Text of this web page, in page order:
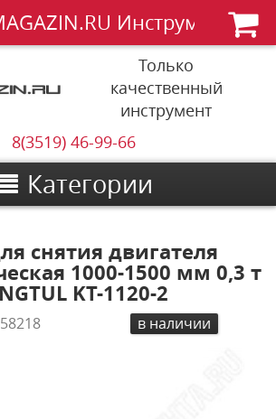
Инструменты
Только
качественный
инструмент
8(3519) 46-99-66
Категории
снятия двигателя
1000-1500 мм 0,3 т
KT-1120-2
в наличии